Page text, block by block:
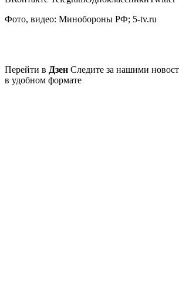
Фото, видео: Минобороны РФ; 5-tv.ru
Перейти в Дзен Следите за нашими
в удобном формате